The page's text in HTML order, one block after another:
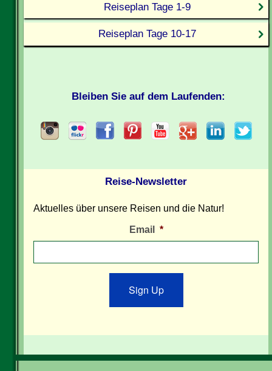
Reiseplan Tage 1-9
Reiseplan Tage 10-17
Bleiben Sie auf dem Laufenden:
Reise-Newsletter
Aktuelles über unsere Reisen und die Natur!
Email *
Sign Up